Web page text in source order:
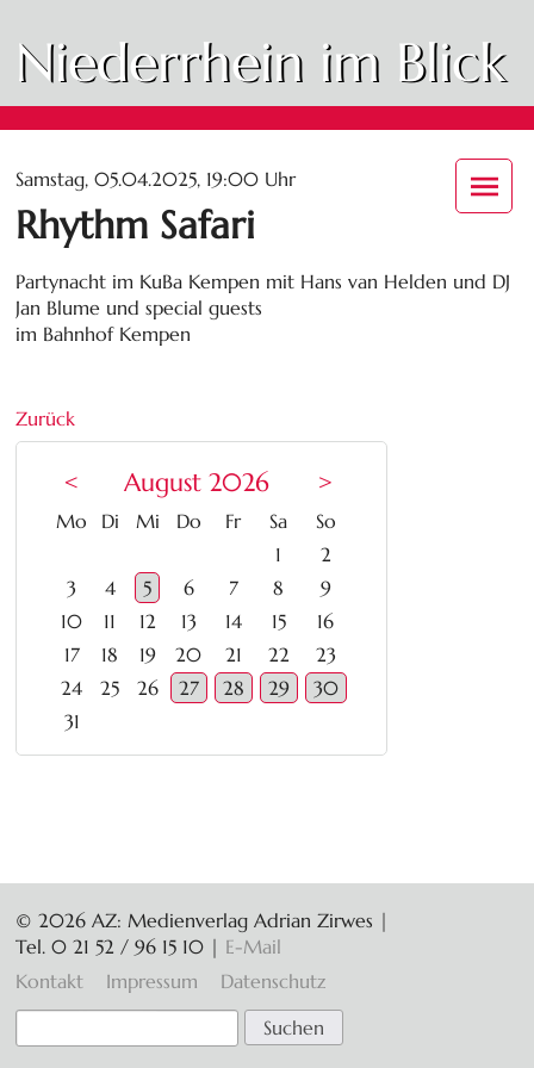
Niederrhein im Blick
Samstag, 05.04.2025, 19:00 Uhr
Rhythm Safari
Partynacht im KuBa Kempen mit Hans van Helden und DJ
Jan Blume und special guests
im Bahnhof Kempen
Zurück
< August 2026 >
Mo ntag
Dienstag
Mittwoch
Donnerstag
Freitag
Samstag
Sonntag
1
2
3
4 5 6 7 8
9
10
11 12 13 14 15
16
17
18 19 20 21 22
23
24
25 26 27 28 29
30
31
© 2026 AZ: Medienverlag Adrian Zirwes |
Tel. 0 21 52 / 96 15 10 | E-Mail
Navigation
überspringen
Kontakt Impressum Datenschutz